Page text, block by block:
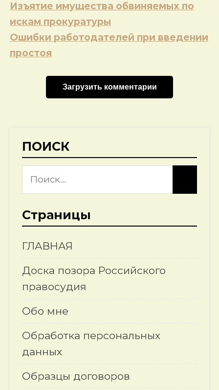
Навигация
по
записям
Изъятие имущества обвиняемых по
искам прокуратуры
Ошибки работодателей при введении
простоя
Загрузить комментарии
ПОИСК
Страницы
ГЛАВНАЯ
Доска позора Российского
правосудия
Обо мне
Обработка персональных
данных
Образцы договоров